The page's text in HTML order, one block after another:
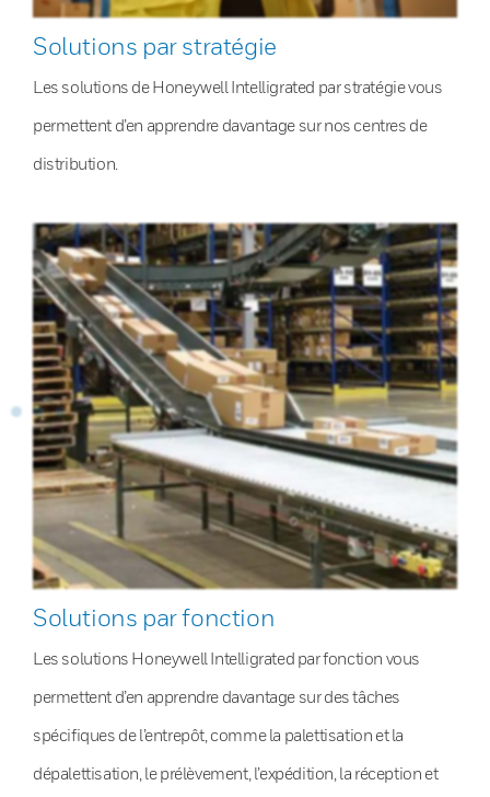
Solutions par stratégie
Les solutions de Honeywell Intelligrated par stratégie vous
permettent d’en apprendre davantage sur nos centres de
distribution.
Solutions par fonction
Les solutions Honeywell Intelligrated par fonction vous
permettent d’en apprendre davantage sur des tâches
spécifiques de l’entrepôt, comme la palettisation et la
dépalettisation, le prélèvement, l’expédition, la réception et